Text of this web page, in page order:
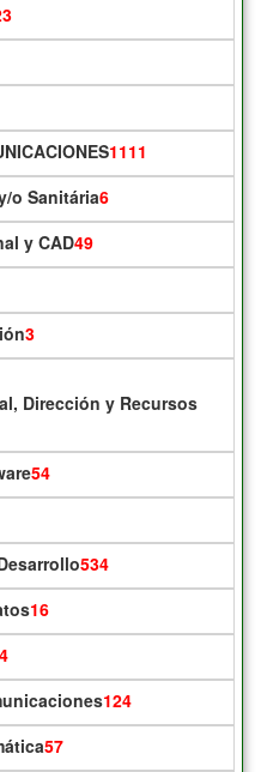
1111
o Sanitária6
y CAD49
3
Dirección y Recursos
54
534
16
124
57